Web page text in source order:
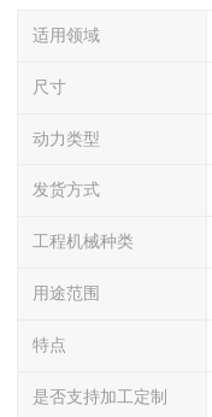
适用领域
尺寸
动力类型
发货方式
工程机械种类
用途范围
特点
是否支持加工定制